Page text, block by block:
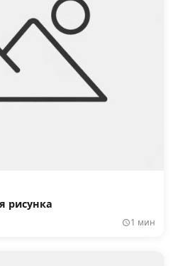
рисунка
1 мин